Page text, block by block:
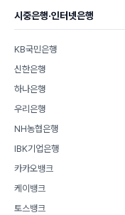
시중은행·인터넷은행
KB국민은행
신한은행
하나은행
우리은행
NH농협은행
IBK기업은행
카카오뱅크
케이뱅크
토스뱅크